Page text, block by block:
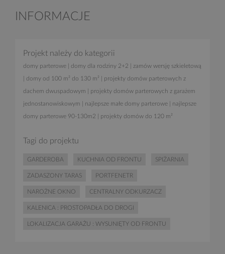
INFORMACJE
Projekt należy do kategorii
domy parterowe domy dla rodziny 2+2 zamów wersję szkieletową
domy od 100 m² do 130 m² projekty domów parterowych z
dachem dwuspadowym projekty domów parterowych z garażem
jednostanowiskowym najlepsze małe domy parterowe najlepsze
domy parterowe 90-130m2 projekty domów do 120 m²
Tagi do projektu
GARDEROBA KUCHNIA OD FRONTU SPIŻARNIA
ZADASZONY TARAS PORTFENETR
NAROŻNE OKNO CENTRALNY ODKURZACZ
KALENICA : PROSTOPADŁA DO DROGI
LOKALIZACJA GARAŻU : WYSUNIĘTY OD FRONTU